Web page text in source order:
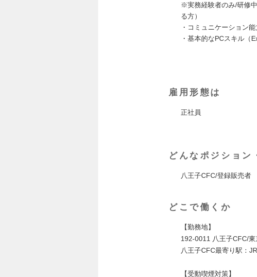
※実務経験者のみ/研修
る方）
・コミュニケーション
・基本的なPCスキル（
雇用形態は
正社員
どんなポジション
八王子CFC/登録販売者
どこで働くか
【勤務地】
192-0011 八王子CFC/
八王子CFC最寄り駅：
【受動喫煙対策】